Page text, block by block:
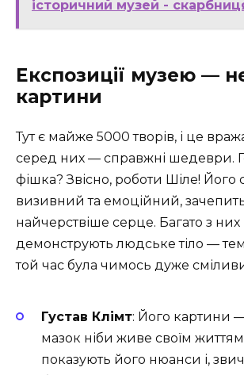
історичний музей -
Експозиції музею —
картини
Тут є майже 5000 творів, і це
серед них — справжні шедеври.
фішка? Звісно, роботи Шіле! Його
визивний та емоційний, зачепить
найчерствіше серце. Багато з них
демонструють людське тіло —
той час була чимось дуже
Густав Клімт: Його картини
мазок ніби живе своїм
показують його нюанси і,